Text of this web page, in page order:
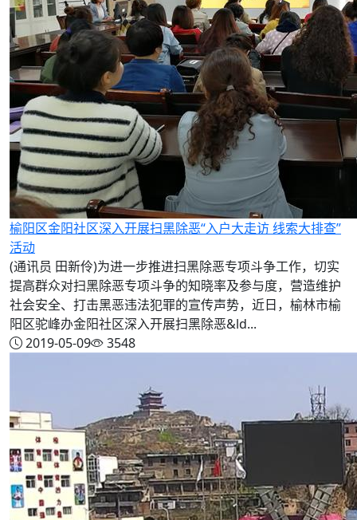
榆阳区金阳社区深入开展扫黑除恶“入户大走访 线索大排查”
活动
(通讯员 田新伶)为进一步推进扫黑除恶专项斗争工作，切实
提高群众对扫黑除恶专项斗争的知晓率及参与度，营造维护
社会安全、打击黑恶违法犯罪的宣传声势，近日，榆林市榆
阳区驼峰办金阳社区深入开展扫黑除恶&ld...
2019-05-09
3548